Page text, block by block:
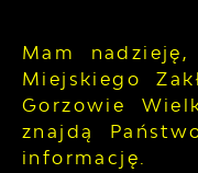
Mam
Miejskiego
Gorzowie
znajdą
informację.